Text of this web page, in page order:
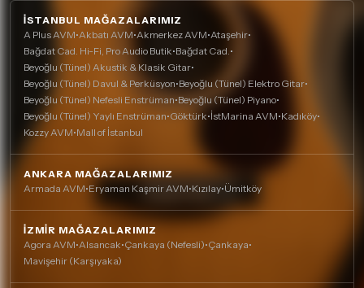
İSTANBUL MAĞAZALARIMIZ
A Plus AVM•Akbatı AVM•Akmerkez AVM•Ataşehir•
Bağdat Cad. Hi-Fi, Pro Audio Butik•Bağdat Cad.•
Beyoğlu (Tünel) Akustik & Klasik Gitar•
Beyoğlu (Tünel) Davul & Perküsyon•Beyoğlu (Tünel) Elektro Gitar•
Beyoğlu (Tünel) Nefesli Enstrüman•Beyoğlu (Tünel) Piyano•
Beyoğlu (Tünel) Yaylı Enstrüman•Göktürk•İstMarina AVM•Kadıköy•
Kozzy AVM•Mall of İstanbul
ANKARA MAĞAZALARIMIZ
Armada AVM•Eryaman Kaşmir AVM•Kızılay•Ümitköy
İZMIR MAĞAZALARIMIZ
Agora AVM•Alsancak•Çankaya (Nefesli)•Çankaya•
Mavişehir (Karşıyaka)